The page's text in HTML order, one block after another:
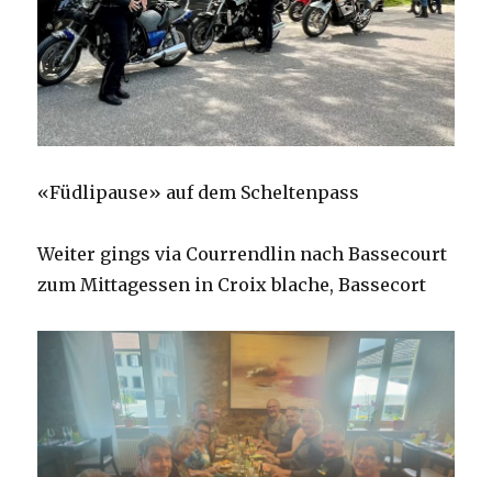
«Füdlipause» auf dem Scheltenpass
Weiter gings via Courrendlin nach Bassecourt
zum Mittagessen in Croix blache, Bassecort